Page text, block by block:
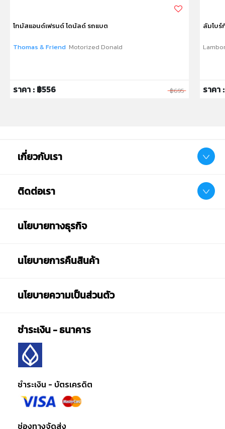
โทมัสแอนด์เฟรนด์ โดนัลด์ รถแบต
Thomas & Friend Motorized Donald
ราคา : ฿556 ฿695
ลัมโบร์
ราคา
เกี่ยวกับเรา
ติดต่อเรา
นโยบายทางธุรกิจ
นโยบายการคืนสินค้า
นโยบายความเป็นส่วนตัว
ชำระเงิน - ธนาคาร
ชำระเงิน - บัตรเครดิต
ช่องทางจัดส่ง